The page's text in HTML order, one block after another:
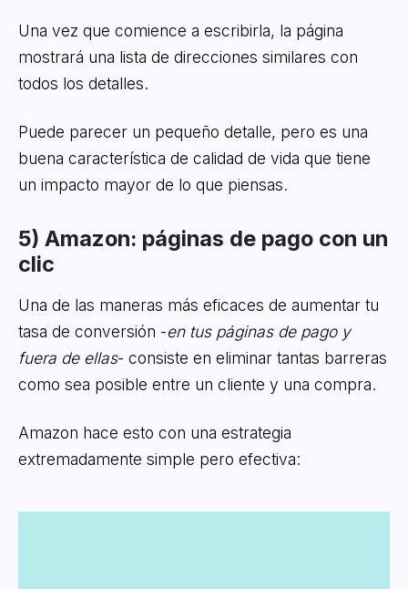
Una vez que comience a escribirla, la página
mostrará una lista de direcciones similares con
todos los detalles.
Puede parecer un pequeño detalle, pero es una
buena característica de calidad de vida que tiene
un impacto mayor de lo que piensas.
5) Amazon: páginas de pago con un
clic
Una de las maneras más eficaces de aumentar tu
tasa de conversión -en tus páginas de pago y
fuera de ellas- consiste en eliminar tantas barreras
como sea posible entre un cliente y una compra.
Amazon hace esto con una estrategia
extremadamente simple pero efectiva: